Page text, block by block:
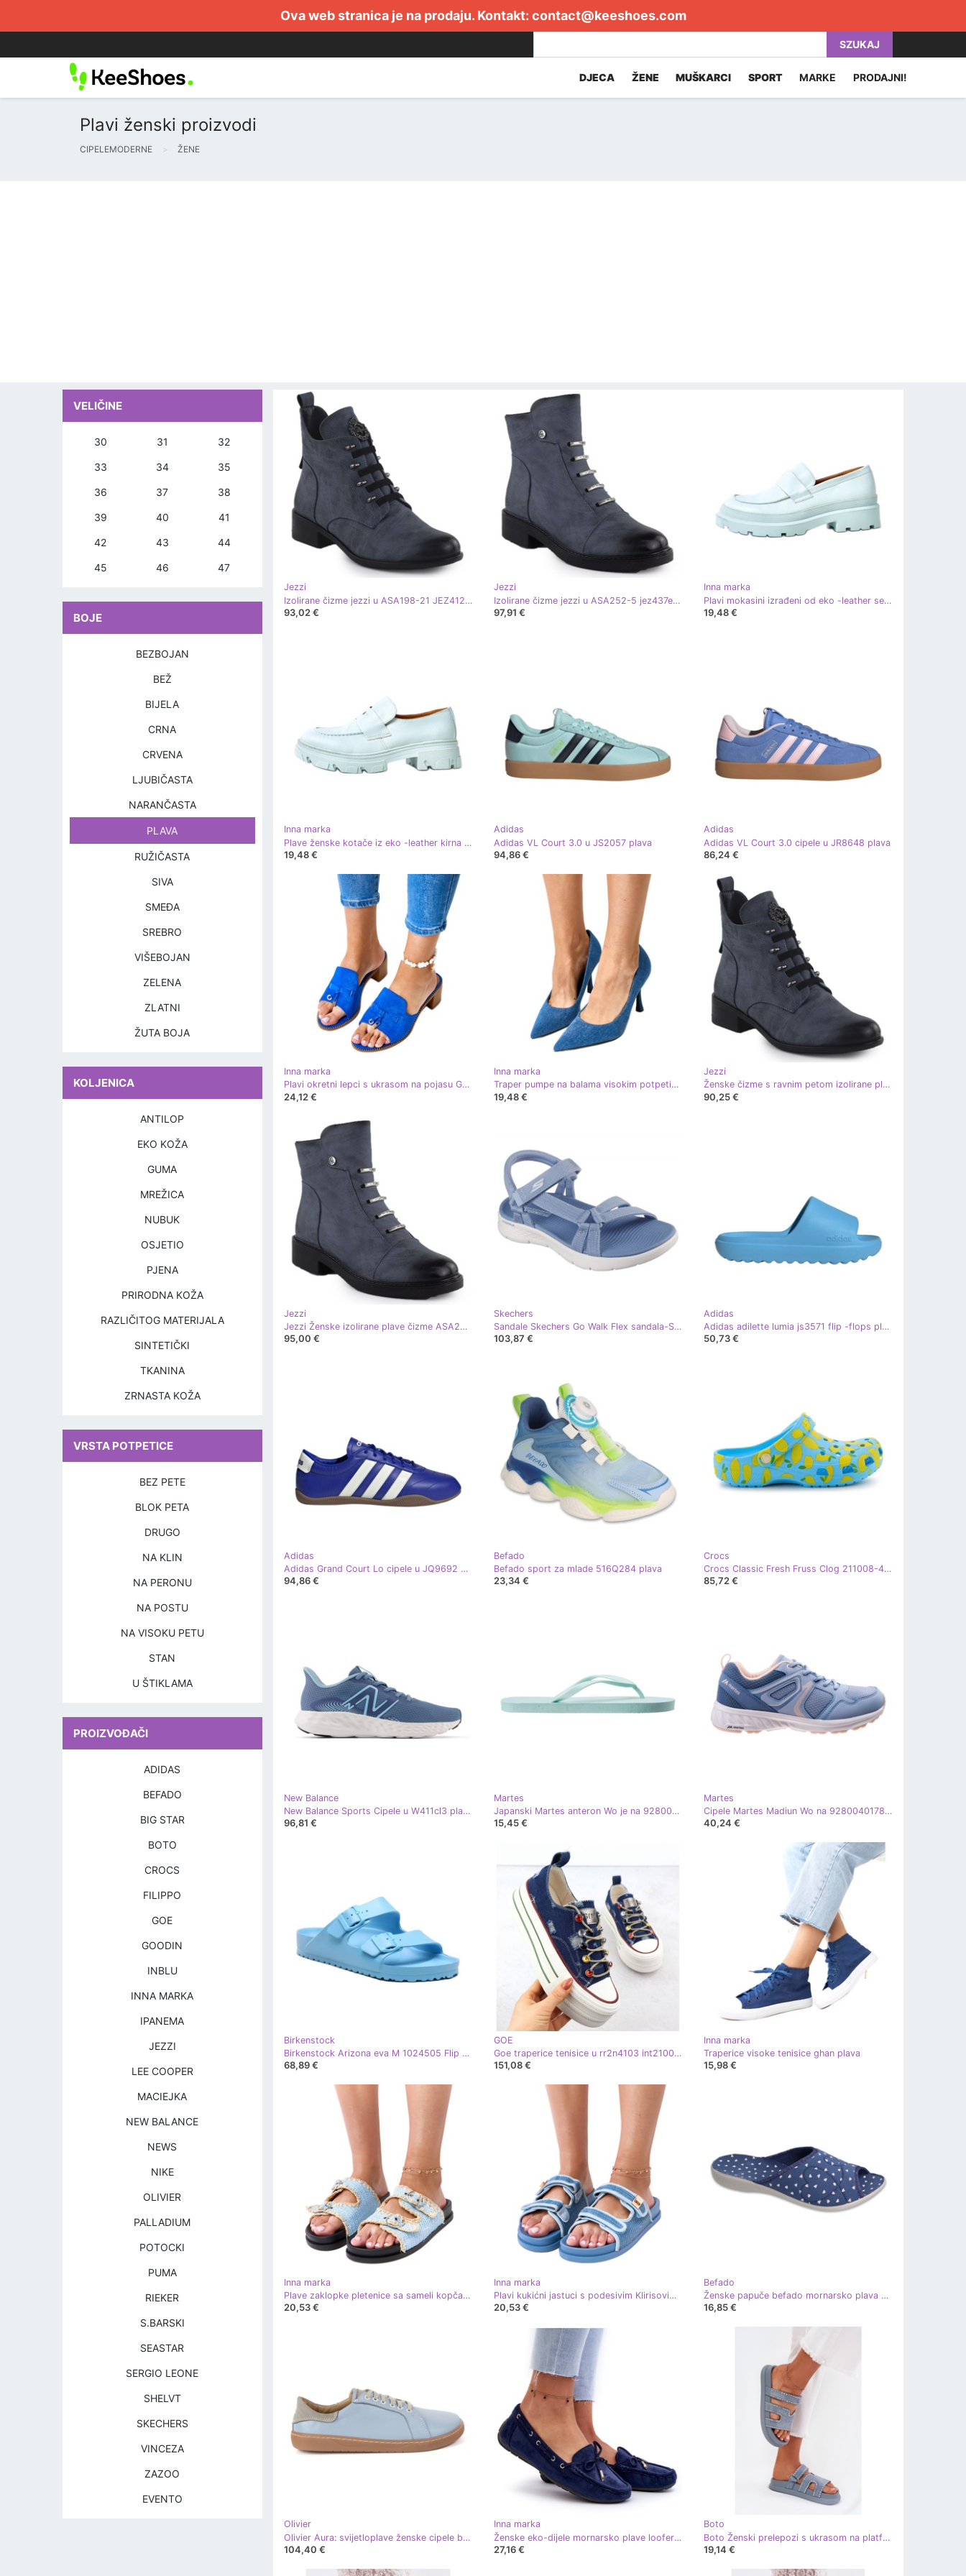
Ova web stranica je na prodaju. Kontakt: contact@keeshoes.com
SZUKAJ
DJECA ŽENE MUŠKARCI SPORT MARKE PRODAJNI!
Plavi ženski proizvodi
CIPELEMODERNE ŽENE
Jezzi
Izolirane čizme jezzi u ASA198-21 JEZ412E plava
93,02 €
Jezzi
Izolirane čizme jezzi u ASA252-5 jez437e plava
97,91 €
Inna marka
Plavi mokasini izrađeni od eko -leather serafina plava
19,48 €
Inna marka
Plave ženske kotače iz eko -leather kirna plava
19,48 €
Adidas
Adidas VL Court 3.0 u JS2057 plava
94,86 €
Adidas
Adidas VL Court 3.0 cipele u JR8648 plava
86,24 €
Inna marka
Plavi okretni lepci s ukrasom na pojasu Garien plava
24,12 €
Inna marka
Traper pumpe na balama visokim potpeticama plava
19,48 €
Jezzi
Ženske čizme s ravnim petom izolirane plavim jezzi asa198-21 plava
90,25 €
Jezzi
Jezzi Ženske izolirane plave čizme ASA252-5 plava
95,00 €
Skechers
Sandale Skechers Go Walk Flex sandala-Sublime u 141451-blu plava
103,87 €
Adidas
Adidas adilette lumia js3571 flip -flops plava
50,73 €
Adidas
Adidas Grand Court Lo cipele u JQ9692 plava
94,86 €
Befado
Befado sport za mlade 516Q284 plava
23,34 €
Crocs
Crocs Classic Fresh Fruss Clog 211008-4WD 39/40 Flip-Flops plava
85,72 €
New Balance
New Balance Sports Cipele u W411cl3 plava
96,81 €
Martes
Japanski Martes anteron Wo je na 92800302358 plava
15,45 €
Martes
Cipele Martes Madiun Wo na 92800401783 plava
40,24 €
Birkenstock
Birkenstock Arizona eva M 1024505 Flip -flops plava
68,89 €
GOE
Goe traperice tenisice u rr2n4103 int2100 plava
151,08 €
Inna marka
Traperice visoke tenisice ghan plava
15,98 €
Inna marka
Plave zaklopke pletenice sa sameli kopčama plava
20,53 €
Inna marka
Plavi kukićni jastuci s podesivim Klirisovim prugama plava
20,53 €
Befado
Ženske papuče befado mornarsko plava pu 254d153 u srcima
16,85 €
Olivier
Olivier Aura: svijetloplave ženske cipele bosonoge casual kožne tenisice, široka kutija nožnih prstiju plava
104,40 €
Inna marka
Ženske eko-dijele mornarsko plave loofers plava
27,16 €
Boto
Boto Ženski prelepozi s ukrasom na platformi plava delyna
19,14 €
VELIČINE
30 31 32
33 34 35
36 37 38
39 40 41
42 43 44
45 46 47
BOJE
BEZBOJAN
BEŽ
BIJELA
CRNA
CRVENA
LJUBIČASTA
NARANČASTA
PLAVA
RUŽIČASTA
SIVA
SMEĐA
SREBRO
VIŠEBOJAN
ZELENA
ZLATNI
ŽUTA BOJA
KOLJENICA
ANTILOP
EKO KOŽA
GUMA
MREŽICA
NUBUK
OSJETIO
PJENA
PRIRODNA KOŽA
RAZLIČITOG MATERIJALA
SINTETIČKI
TKANINA
ZRNASTA KOŽA
VRSTA POTPETICE
BEZ PETE
BLOK PETA
DRUGO
NA KLIN
NA PERONU
NA POSTU
NA VISOKU PETU
STAN
U ŠTIKLAMA
PROIZVOĐAČI
ADIDAS
BEFADO
BIG STAR
BOTO
CROCS
FILIPPO
GOE
GOODIN
INBLU
INNA MARKA
IPANEMA
JEZZI
LEE COOPER
MACIEJKA
NEW BALANCE
NEWS
NIKE
OLIVIER
PALLADIUM
POTOCKI
PUMA
RIEKER
S.BARSKI
SEASTAR
SERGIO LEONE
SHELVT
SKECHERS
VINCEZA
ZAZOO
EVENTO